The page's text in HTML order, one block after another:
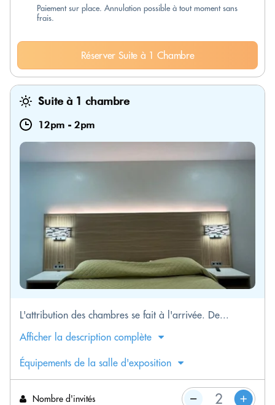
Paiement sur place. Annulation possible à tout moment sans
frais.
Réserver Suite à 1 Chambre
Suite à 1 chambre
12pm - 2pm
L'attribution des chambres se fait à l'arrivée. De...
Afficher la description complète
Équipements de la salle d'exposition
Nombre d'invités